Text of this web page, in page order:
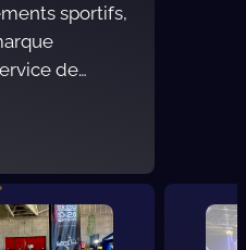
sportifs,
de…